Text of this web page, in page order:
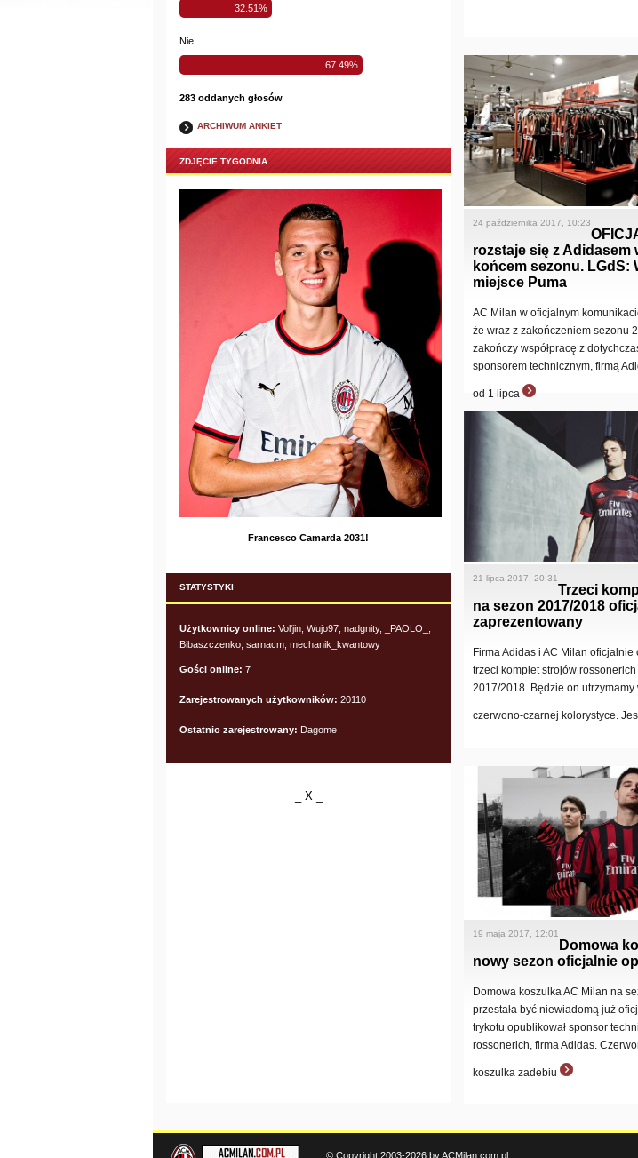
32.51%
Nie
67.49%
283 oddanych głosów
ARCHIWUM ANKIET
ZDJĘCIE TYGODNIA
Francesco Camarda 2031!
STATYSTYKI
Użytkownicy online: Vol'jin, Wujo97, nadgnity, _PAOLO_,
Bibaszczenko, sarnacm, mechanik_kwantowy
Gości online: 7
Zarejestrowanych użytkowników: 20110
Ostatnio zarejestrowany: Dagome
_ X _
24 października 2017, 10:23
rozstaje się z Adidasem
końcem sezonu. LGdS:
miejsce Puma
AC Milan w oficjalnym
że wraz z zakończeniem sezonu
zakończy współpracę z
sponsorem technicznym, firmą
od 1 lipca
21 lipca 2017, 20:31
Trzeci
na sezon 2017/2018
zaprezentowany
Firma Adidas i AC Milan
trzeci komplet strojów
2017/2018. Będzie on utrzymamy
czerwono-czarnej kolorystyce.
19 maja 2017, 12:01
Domowa
nowy sezon oficjalnie
Domowa koszulka AC Milan na
przestała być niewiadomą już
trykotu opublikował sponsor
rossonerich, firma Adidas.
koszulka zadebiu
© Copyright 2003-2026 by ACMilan.com.pl